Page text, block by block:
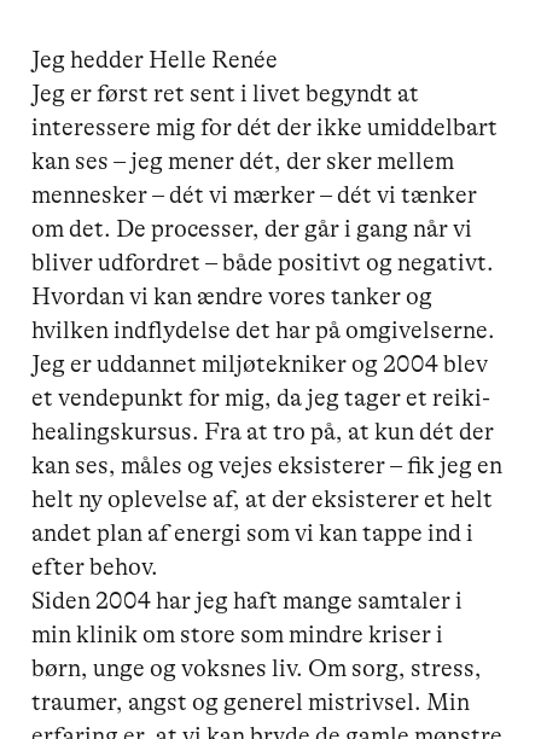
Jeg hedder Helle Renée
Jeg er først ret sent i livet begyndt at
interessere mig for dét der ikke umiddelbart
kan ses – jeg mener dét, der sker mellem
mennesker – dét vi mærker – dét vi tænker
om det. De processer, der går i gang når vi
bliver udfordret – både positivt og negativt.
Hvordan vi kan ændre vores tanker og
hvilken indflydelse det har på omgivelserne.
Jeg er uddannet miljøtekniker og 2004 blev
et vendepunkt for mig, da jeg tager et reiki-
healingskursus. Fra at tro på, at kun dét der
kan ses, måles og vejes eksisterer – fik jeg en
helt ny oplevelse af, at der eksisterer et helt
andet plan af energi som vi kan tappe ind i
efter behov.
Siden 2004 har jeg haft mange samtaler i
min klinik om store som mindre kriser i
børn, unge og voksnes liv. Om sorg, stress,
traumer, angst og generel mistrivsel. Min